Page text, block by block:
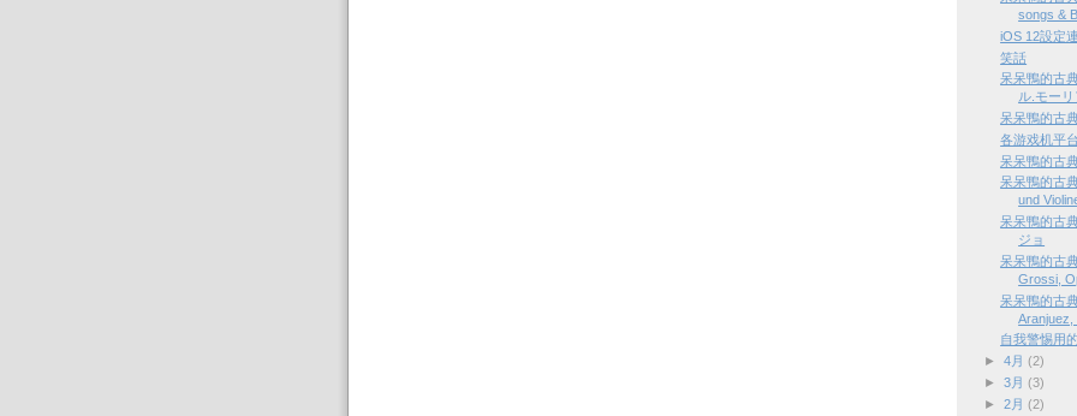
songs &
iOS 12設定
笑話
呆呆鴨的古
ル.モーリ
呆呆鴨的古
各游戏机平
呆呆鴨的古
呆呆鴨的古
und
呆呆鴨的古
ジョ
呆呆鴨的古
Grossi,
呆呆鴨的古
Aranjuez,
自我警惕用
► 4月 (2)
► 3月 (3)
► 2月 (2)